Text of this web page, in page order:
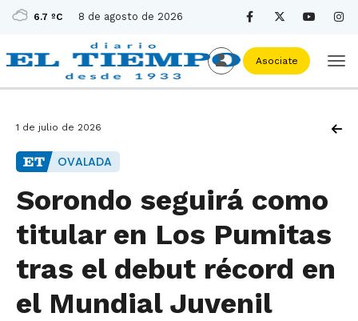
6.7 ºC 8 de agosto de 2026
Asociate
1 de julio de 2026
OVALADA
Sorondo seguirá como
titular en Los Pumitas
tras el debut récord en
el Mundial Juvenil